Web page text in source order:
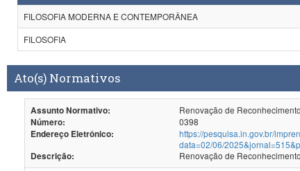
FILOSOFIA MODERNA E CONTEMPORÂNEA
FILOSOFIA
Ato(s) Normativos
Assunto Normativo: Renovação de Reconhecimento
Número:
0398
Endereço Eletrônico:
https://pesquisa.in.gov.br/
data=02/06/
Descrição:
Renovação de